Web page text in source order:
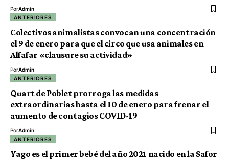
PorAdmin
ANTERIORES
Colectivos animalistas convocan una concentración
el 9 de enero para que el circo que usa animales en
Alfafar «clausure su actividad»
PorAdmin
ANTERIORES
Quart de Poblet prorroga las medidas
extraordinarias hasta el 10 de enero para frenar el
aumento de contagios COVID-19
PorAdmin
ANTERIORES
Yago es el primer bebé del año 2021 nacido en la Safor